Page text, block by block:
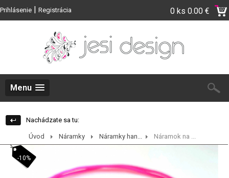
Prihlásenie | Registrácia 0 ks 0.00 €
Menu
Nachádzate sa tu:
Úvod Náramky Náramky han... Náramok na ...
-10%